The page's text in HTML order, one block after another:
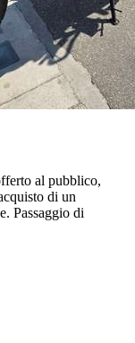
al pubblico,
di un
Passaggio di